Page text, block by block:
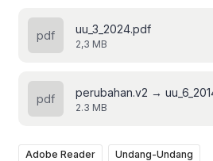
uu_3_2024.pdf
2,3 MB
perubahan.v2 →
2.3 MB
Adobe Reader Undang-Undang